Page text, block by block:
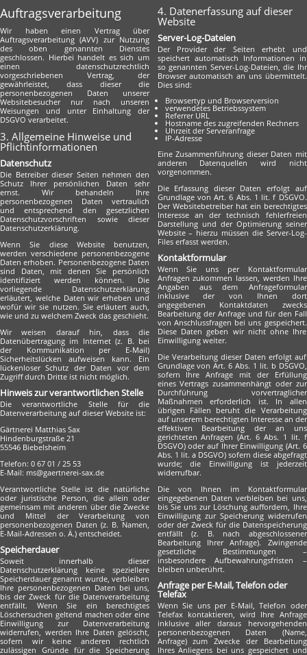
Auftragsverarbeitung
Wir haben einen Vertrag über
Auftragsverarbeitung (AVV) zur Nutzung
des oben genannten Dienstes
geschlossen. Hierbei handelt es sich um
einen datenschutzrechtlich
vorgeschriebenen Vertrag, der
gewährleistet, dass dieser die
personenbezogenen Daten unserer
Websitebesucher nur nach unseren
Weisungen und unter Einhaltung der
DSGVO verarbeitet.
3. Allgemeine Hinweise und
Pflicht­informationen
Datenschutz
Die Betreiber dieser Seiten nehmen den
Schutz Ihrer persönlichen Daten sehr
ernst. Wir behandeln Ihre
personenbezogenen Daten vertraulich
und entsprechend den gesetzlichen
Datenschutzvorschriften sowie dieser
Datenschutzerklärung.
Wenn Sie diese Website benutzen,
werden verschiedene personenbezogene
Daten erhoben. Personenbezogene Daten
sind Daten, mit denen Sie persönlich
identifiziert werden können. Die
vorliegende Datenschutzerklärung
erläutert, welche Daten wir erheben und
wofür wir sie nutzen. Sie erläutert auch,
wie und zu welchem Zweck das geschieht.
Wir weisen darauf hin, dass die
Datenübertragung im Internet (z. B. bei
der Kommunikation per E-Mail)
Sicherheitslücken aufweisen kann. Ein
lückenloser Schutz der Daten vor dem
Zugriff durch Dritte ist nicht möglich.
Hinweis zur verantwortlichen Stelle
Die verantwortliche Stelle für die
Datenverarbeitung auf dieser Website ist:
Gärtnerei Matthias Sax
Hindenburgstraße 21
55546 Biebelsheim
Telefon: 0 67 01 / 25 53
E-Mail: ms@gaertnerei-sax.de
Verantwortliche Stelle ist die natürliche
oder juristische Person, die allein oder
gemeinsam mit anderen über die Zwecke
und Mittel der Verarbeitung von
personenbezogenen Daten (z. B. Namen,
E-Mail-Adressen o. Ä.) entscheidet.
Speicherdauer
Soweit innerhalb dieser
Datenschutzerklärung keine speziellere
Speicherdauer genannt wurde, verbleiben
Ihre personenbezogenen Daten bei uns,
bis der Zweck für die Datenverarbeitung
entfällt. Wenn Sie ein berechtigtes
Löschersuchen geltend machen oder eine
Einwilligung zur Datenverarbeitung
widerrufen, werden Ihre Daten gelöscht,
sofern wir keine anderen rechtlich
zulässigen Gründe für die Speicherung
4. Datenerfassung auf dieser
Website
Server-Log-Dateien
Der Provider der Seiten erhebt und
speichert automatisch Informationen in
so genannten Server-Log-Dateien, die Ihr
Browser automatisch an uns übermittelt.
Dies sind:
Browsertyp und Browserversion
verwendetes Betriebssystem
Referrer URL
Hostname des zugreifenden Rechners
Uhrzeit der Serveranfrage
IP-Adresse
Eine Zusammenführung dieser Daten mit
anderen Datenquellen wird nicht
vorgenommen.
Die Erfassung dieser Daten erfolgt auf
Grundlage von Art. 6 Abs. 1 lit. f DSGVO.
Der Websitebetreiber hat ein berechtigtes
Interesse an der technisch fehlerfreien
Darstellung und der Optimierung seiner
Website – hierzu müssen die Server-Log-
Files erfasst werden.
Kontaktformular
Wenn Sie uns per Kontaktformular
Anfragen zukommen lassen, werden Ihre
Angaben aus dem Anfrageformular
inklusive der von Ihnen dort
angegebenen Kontaktdaten zwecks
Bearbeitung der Anfrage und für den Fall
von Anschlussfragen bei uns gespeichert.
Diese Daten geben wir nicht ohne Ihre
Einwilligung weiter.
Die Verarbeitung dieser Daten erfolgt auf
Grundlage von Art. 6 Abs. 1 lit. b DSGVO,
sofern Ihre Anfrage mit der Erfüllung
eines Vertrags zusammenhängt oder zur
Durchführung vorvertraglicher
Maßnahmen erforderlich ist. In allen
übrigen Fällen beruht die Verarbeitung
auf unserem berechtigten Interesse an der
effektiven Bearbeitung der an uns
gerichteten Anfragen (Art. 6 Abs. 1 lit. f
DSGVO) oder auf Ihrer Einwilligung (Art. 6
Abs. 1 lit. a DSGVO) sofern diese abgefragt
wurde; die Einwilligung ist jederzeit
widerrufbar.
Die von Ihnen im Kontaktformular
eingegebenen Daten verbleiben bei uns,
bis Sie uns zur Löschung auffordern, Ihre
Einwilligung zur Speicherung widerrufen
oder der Zweck für die Datenspeicherung
entfällt (z. B. nach abgeschlossener
Bearbeitung Ihrer Anfrage). Zwingende
gesetzliche Bestimmungen –
insbesondere Aufbewahrungsfristen –
bleiben unberührt.
Anfrage per E-Mail, Telefon oder
Telefax
Wenn Sie uns per E-Mail, Telefon oder
Telefax kontaktieren, wird Ihre Anfrage
inklusive aller daraus hervorgehenden
personenbezogenen Daten (Name,
Anfrage) zum Zwecke der Bearbeitung
Ihres Anliegens bei uns gespeichert und